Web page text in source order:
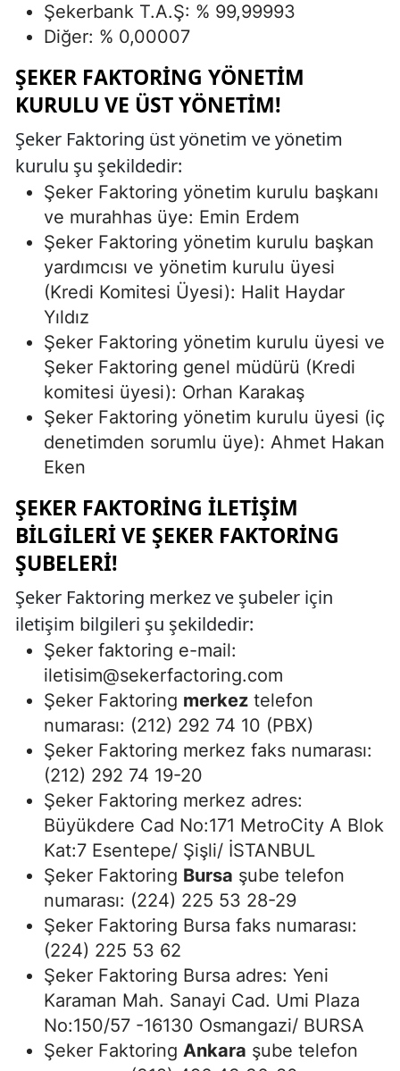
Şekerbank T.A.Ş: % 99,99993
Diğer: % 0,00007
ŞEKER FAKTORING YÖNETIM
KURULU VE ÜST YÖNETIM!
Şeker Faktoring üst yönetim ve yönetim
kurulu şu şekildedir:
Şeker Faktoring yönetim kurulu başkanı
ve murahhas üye: Emin Erdem
Şeker Faktoring yönetim kurulu başkan
yardımcısı ve yönetim kurulu üyesi
(Kredi Komitesi Üyesi): Halit Haydar
Yıldız
Şeker Faktoring yönetim kurulu üyesi ve
Şeker Faktoring genel müdürü (Kredi
komitesi üyesi): Orhan Karakaş
Şeker Faktoring yönetim kurulu üyesi (iç
denetimden sorumlu üye): Ahmet Hakan
Eken
ŞEKER FAKTORING İLETIŞIM
BILGILERI VE ŞEKER FAKTORING
ŞUBELERI!
Şeker Faktoring merkez ve şubeler için
iletişim bilgileri şu şekildedir:
Şeker faktoring e-mail:
iletisim@sekerfactoring.com
Şeker Faktoring merkez telefon
numarası: (212) 292 74 10 (PBX)
Şeker Faktoring merkez faks numarası:
(212) 292 74 19-20
Şeker Faktoring merkez adres:
Büyükdere Cad No:171 MetroCity A Blok
Kat:7 Esentepe/ Şişli/ İSTANBUL
Şeker Faktoring Bursa şube telefon
numarası: (224) 225 53 28-29
Şeker Faktoring Bursa faks numarası:
(224) 225 53 62
Şeker Faktoring Bursa adres: Yeni
Karaman Mah. Sanayi Cad. Umi Plaza
No:150/57 -16130 Osmangazi/ BURSA
Şeker Faktoring Ankara şube telefon